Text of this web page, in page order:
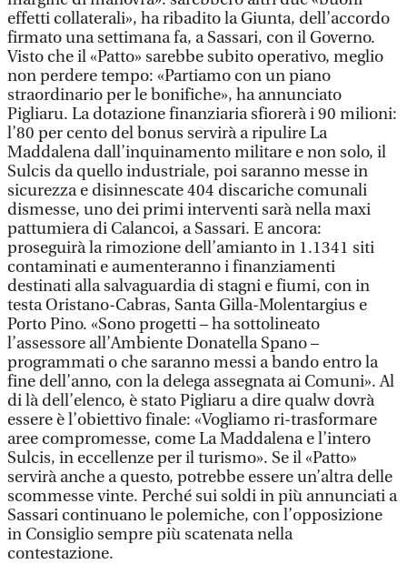
effetti collaterali», ha ribadito la Giunta, dell’accordo
firmato una settimana fa, a Sassari, con il Governo.
Visto che il «Patto» sarebbe subito operativo, meglio
non perdere tempo: «Partiamo con un piano
straordinario per le bonifiche», ha annunciato
Pigliaru. La dotazione finanziaria sfiorerà i 90 milioni:
l’80 per cento del bonus servirà a ripulire La
Maddalena dall’inquinamento militare e non solo, il
Sulcis da quello industriale, poi saranno messe in
sicurezza e disinnescate 404 discariche comunali
dismesse, uno dei primi interventi sarà nella maxi
pattumiera di Calancoi, a Sassari. E ancora:
proseguirà la rimozione dell’amianto in 1.1341 siti
contaminati e aumenteranno i finanziamenti
destinati alla salvaguardia di stagni e fiumi, con in
testa Oristano-Cabras, Santa Gilla-Molentargius e
Porto Pino. «Sono progetti – ha sottolineato
l’assessore all’Ambiente Donatella Spano –
programmati o che saranno messi a bando entro la
fine dell’anno, con la delega assegnata ai Comuni». Al
di là dell’elenco, è stato Pigliaru a dire qualw dovrà
essere è l’obiettivo finale: «Vogliamo ri-trasformare
aree compromesse, come La Maddalena e l’intero
Sulcis, in eccellenze per il turismo». Se il «Patto»
servirà anche a questo, potrebbe essere un’altra delle
scommesse vinte. Perché sui soldi in più annunciati a
Sassari continuano le polemiche, con l’opposizione
in Consiglio sempre più scatenata nella
contestazione.